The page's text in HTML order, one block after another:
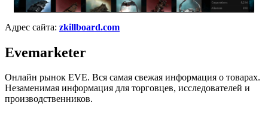
Адрес сайта: zkillboard.com
Evemarketer
Онлайн рынок EVE. Вся самая свежая информация о товарах.
Незаменимая информация для торговцев, исследователей и
производственников.